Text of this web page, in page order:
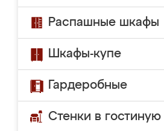
Распашные шкафы
Шкафы-купе
Гардеробные
Стенки в гостиную